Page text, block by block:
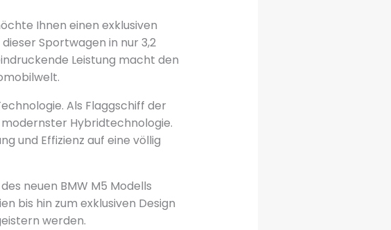
Ihnen einen exklusiven
Sportwagen in nur 3,2
Leistung macht den
Als Flaggschiff der
Hybridtechnologie.
und Effizienz auf eine völlig
neuen BMW M5 Modells
bis hin zum exklusiven Design
werden.